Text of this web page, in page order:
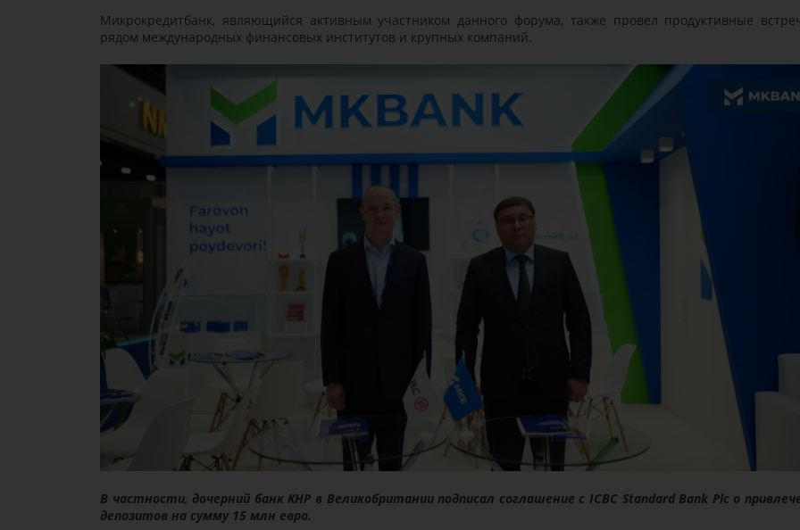
Микрокредитбанк, являющийся активным участником данного форума, также провел продуктивные
рядом международных финансовых институтов и крупных компаний.
В частности, дочерний банк КНР в Великобритании подписал соглашение с ICBC Standard Bank Plc о
депозитов на сумму 15 млн евро.